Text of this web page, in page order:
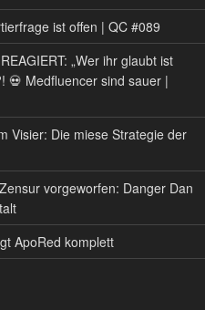
ist offen | QC #089
„Wer ihr glaubt ist
💀 Medfluencer sind sauer |
Visier: Die miese Strategie der
vorgeworfen: Danger Dan
ApoRed komplett